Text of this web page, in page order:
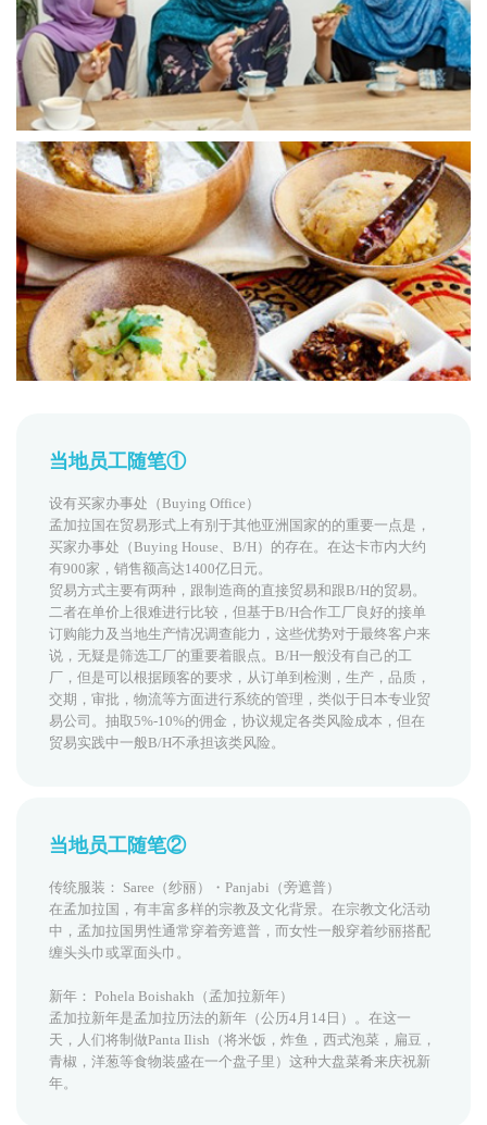
当地员工随笔①
设有买家办事处（Buying Office）
孟加拉国在贸易形式上有别于其他亚洲国家的的重要一点是，
买家办事处（Buying House、B/H）的存在。在达卡市内大约
有900家，销售额高达1400亿日元。
贸易方式主要有两种，跟制造商的直接贸易和跟B/H的贸易。
二者在单价上很难进行比较，但基于B/H合作工厂良好的接单
订购能力及当地生产情况调查能力，这些优势对于最终客户来
说，无疑是筛选工厂的重要着眼点。B/H一般没有自己的工
厂，但是可以根据顾客的要求，从订单到检测，生产，品质，
交期，审批，物流等方面进行系统的管理，类似于日本专业贸
易公司。抽取5%-10%的佣金，协议规定各类风险成本，但在
贸易实践中一般B/H不承担该类风险。
当地员工随笔②
传统服装： Saree（纱丽）・Panjabi（旁遮普）
在孟加拉国，有丰富多样的宗教及文化背景。在宗教文化活动
中，孟加拉国男性通常穿着旁遮普，而女性一般穿着纱丽搭配
缠头头巾或罩面头巾。
新年： Pohela Boishakh（孟加拉新年）
孟加拉新年是孟加拉历法的新年（公历4月14日）。在这一
天，人们将制做Panta Ilish（将米饭，炸鱼，西式泡菜，扁豆，
青椒，洋葱等食物装盛在一个盘子里）这种大盘菜肴来庆祝新
年。